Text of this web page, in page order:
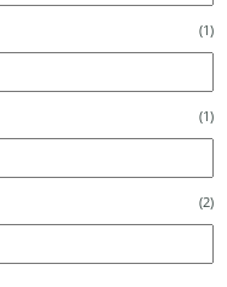
(1)
(1)
(2)